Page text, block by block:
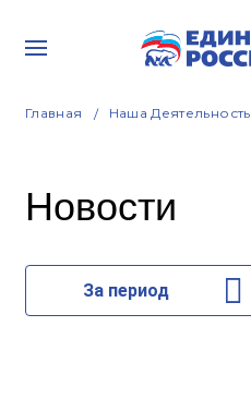
Главная Наша Деятельность
Новости
За период